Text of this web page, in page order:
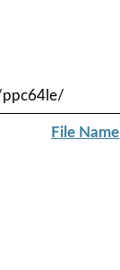
ppc64le/
File Name